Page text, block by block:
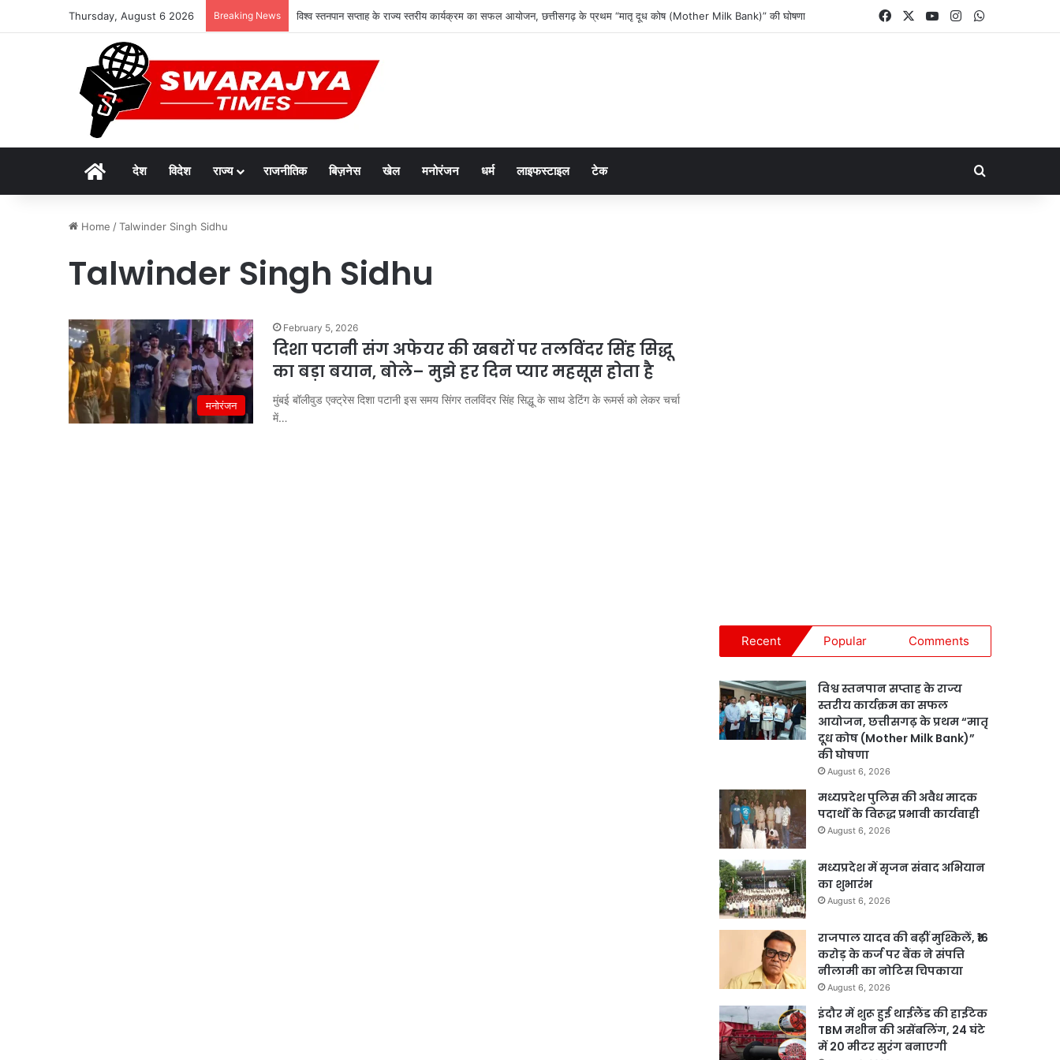
Thursday, August 6 2026 Breaking News विश्व स्तनपान सप्ताह के राज्य स्तरीय कार्यक्रम का सफल आयोजन, छत्तीसगढ़ के प्रथम “मातृ दूध कोष (Mother Milk Bank)” की घोषणा FacebookYouTubeInstagram
Homeदेश विदेश राज्य राजनीतिक बिज़नेस खेल मनोरंजन धर्म लाइफस्टाइल टेक Search for
Home /Talwinder Singh Sidhu
Talwinder Singh Sidhu
मनोरंजन
February 5, 2026
दिशा पटानी संग अफेयर की खबरों पर तलविंदर सिंह सिद्धू
का बड़ा बयान, बोले– मुझे हर दिन प्यार महसूस होता है
मुंबई बॉलीवुड एक्ट्रेस दिशा पटानी इस समय सिंगर तलविंदर सिंह सिद्धू के साथ डेटिंग के रूमर्स को लेकर चर्चा
में…
Recent Popular Comments
विश्व स्तनपान सप्ताह के राज्य
स्तरीय कार्यक्रम का सफल
आयोजन, छत्तीसगढ़ के प्रथम “मातृ
दूध कोष (Mother Milk Bank)”
की घोषणा
August 6, 2026
मध्यप्रदेश पुलिस की अवैध मादक
पदार्थों के विरूद्ध प्रभावी कार्यवाही
August 6, 2026
मध्यप्रदेश में सृजन संवाद अभियान
का शुभारंभ
August 6, 2026
राजपाल यादव की बढ़ीं मुश्किलें, ₹16
करोड़ के कर्ज पर बैंक ने संपत्ति
नीलामी का नोटिस चिपकाया
August 6, 2026
इंदौर में शुरू हुई थाईलैंड की हाईटेक
TBM मशीन की असेंबलिंग, 24 घंटे
में 20 मीटर सुरंग बनाएगी